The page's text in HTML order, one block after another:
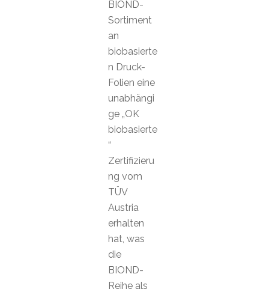
BIOND-
Sortiment
an
biobasierte
n Druck-
Folien eine
unabhängi
ge „OK
biobasierte
“
Zertifizieru
ng vom
TÜV
Austria
erhalten
hat, was
die
BIOND-
Reihe als